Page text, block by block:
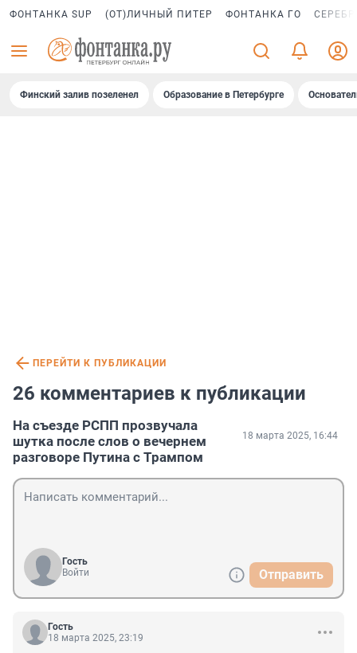
ФОНТАНКА SUP (ОТ)ЛИЧНЫЙ ПИТЕР ФОНТАНКА ГО
Финский залив позеленел Образование в Петербурге
ПЕРЕЙТИ К ПУБЛИКАЦИИ
26 комментариев к публикации
На съезде РСПП прозвучала
шутка после слов о вечернем
разговоре Путина с Трампом
18 марта 2025, 16:44
Гость
Войти
Отправить
Гость
18 марта 2025, 23:19